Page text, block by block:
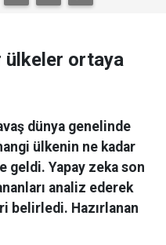
ülkeler ortaya
dünya genelinde
ülkenin ne kadar
geldi. Yapay zeka son
analiz ederek
belirledi. Hazırlanan